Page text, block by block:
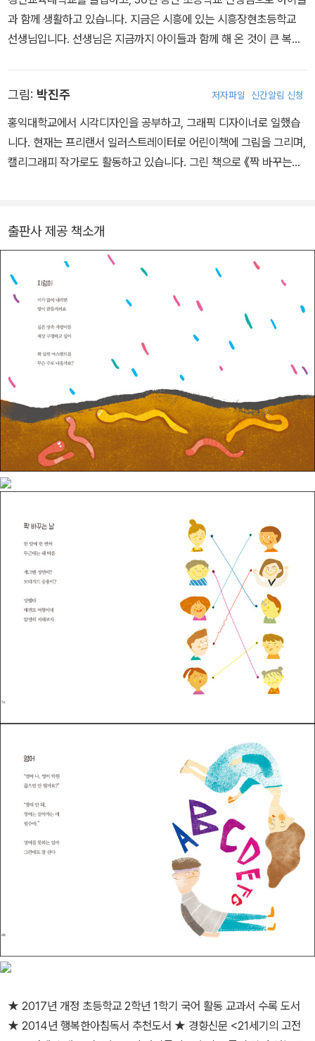
과 함께 생활하고 있습니다. 지금은 시흥에 있는 시흥장현초등학교
선생님입니다. 선생님은 지금까지 아이들과 함께 해 온 것이 큰 복이
동시조의 소재로 삼기도 합니다. 《짝 바꾸는 날》 동시조 책에는 선생
님과 함께한 아이들의 솔직한 이야기가 곳곳에 스며들어 있습니다.
선생님은 학교에서 아이들을 가르치면서 시조와 동시조를 공부하고
쓰고 있어요. ‘한국아동시조시인협회’ 회원으로, 동시조 전문 잡지 ‘우
그림: 박진주 저자파일 신간알림 신청
홍익대학교에서 시각디자인을 공부하고, 그래픽 디자이너로 일했습
니다. 현재는 프리랜서 일러스트레이터로 어린이책에 그림을 그리며,
캘리그래피 작가로도 활동하고 있습니다. 그린 책으로 《짝 바꾸는
출판사 제공 책소개
★ 2017년 개정 초등학교 2학년 1학기 국어 활동 교과서 수록 도서
★ 2014년 행복한아침독서 추천도서 ★ 경향신문 <21세기의 고전